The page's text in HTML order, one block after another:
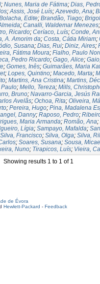
; Nunes, Maria de Fátima; Dias,
;Assis, José Luís;Azevedo, Ana;
Edite; Brandão, Tiago;
; Canalli, Waldemar Menezes;
Ricardo; Ceríaco, Luís; Conde,
A. Amorim da; Costa, Cátia Miriam;
Susana; Dias, Rui; Diniz, Aires;
Fátima Moura; Fialho, Paulo
Pedro Ricardo; Gago, Alice;
; Gomes, Inês; Guimarães, Maria
; Lopes, Quintino; Macedo, Marta;
; Martins, Ana Cristina; Martins,
; Mello, Tereza; Mills,
Bruno; Navarro-Garcia, Jesús
Avelãs; Ochoa, Rita; Oliveira,
; Pereira, Hugo; Pina, Madalena
Danny; Raposo, Pedro;
Maria Armanda; Romão, Ana;
Lígia; Sampayo, Mafalda;
Silva, Francisco; Silva, Olga; Silva,
; Soares, Susana; Sousa,
Nuno; Tirapicos, Luís; Vieira,
Showing results 1 to 1 of 1
de Évora
Hewlett-Packard - Feedback